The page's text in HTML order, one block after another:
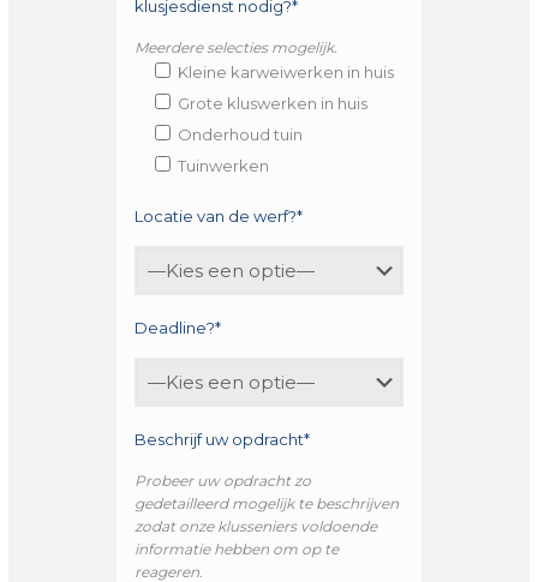
klusjesdienst nodig?*
Meerdere selecties mogelijk.
Kleine karweiwerken in huis
Grote kluswerken in huis
Onderhoud tuin
Tuinwerken
Locatie van de werf?*
Deadline?*
Beschrijf uw opdracht*
Probeer uw opdracht zo
gedetailleerd mogelijk te beschrijven
zodat onze klusseniers voldoende
informatie hebben om op te
reageren.